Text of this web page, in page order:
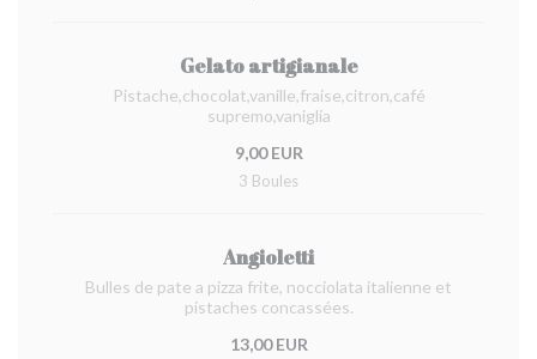
Gelato artigianale
Pistache,chocolat,vanille,fraise,citron,café
supremo,vaniglia
9,00 EUR
3 Boules
Angioletti
Bulles de pate a pizza frite, nocciolata italienne et
pistaches concassées.
13,00 EUR